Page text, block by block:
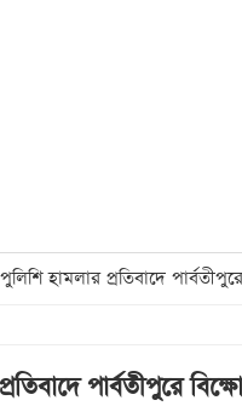
হামলার প্রতিবাদে
পার্বতীপুরে